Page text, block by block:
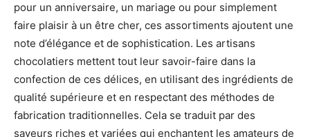
pour un anniversaire, un mariage ou pour simplement
faire plaisir à un être cher, ces assortiments ajoutent une
note d’élégance et de sophistication. Les artisans
chocolatiers mettent tout leur savoir-faire dans la
confection de ces délices, en utilisant des ingrédients de
qualité supérieure et en respectant des méthodes de
fabrication traditionnelles. Cela se traduit par des
saveurs riches et variées qui enchantent les amateurs de